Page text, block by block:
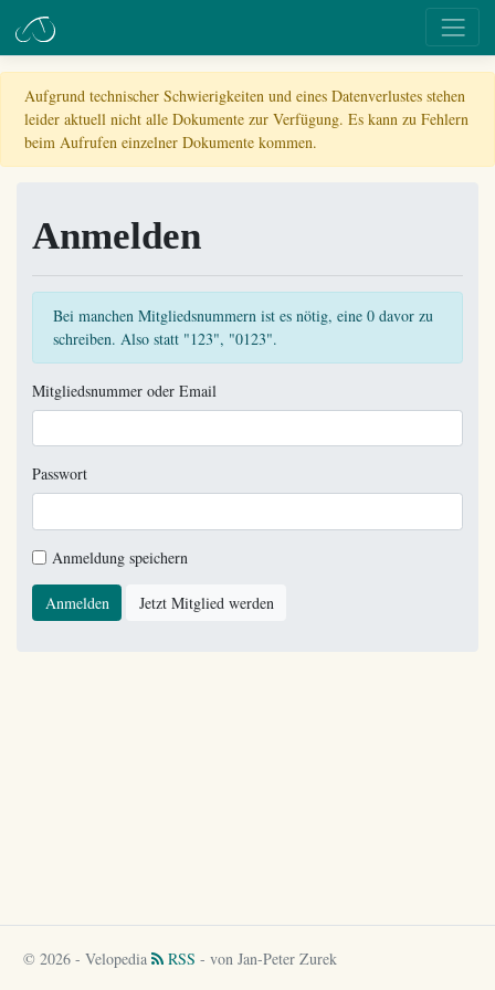
Aufgrund technischer Schwierigkeiten und eines Datenverlustes stehen
leider aktuell nicht alle Dokumente zur Verfügung. Es kann zu Fehlern
beim Aufrufen einzelner Dokumente kommen.
Anmelden
Bei manchen Mitgliedsnummern ist es nötig, eine 0 davor zu
schreiben. Also statt "123", "0123".
Mitgliedsnummer oder Email
Passwort
Anmeldung speichern
Anmelden Jetzt Mitglied werden
© 2026 - Velopedia RSS - von Jan-Peter Zurek